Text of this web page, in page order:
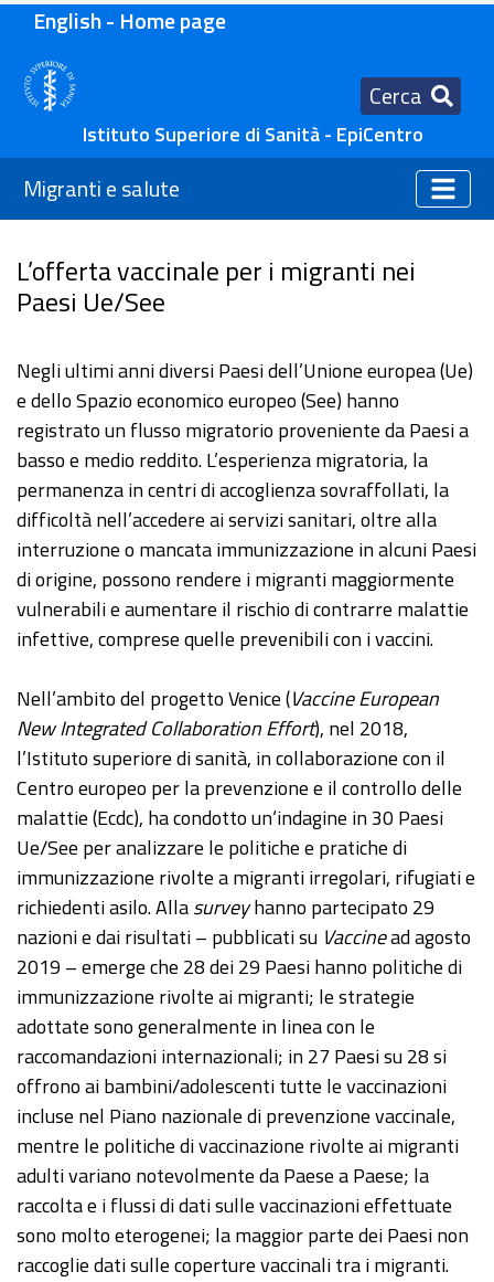
English - Home page
Cerca
Istituto Superiore di Sanità - EpiCentro
Migranti e salute
L’offerta vaccinale per i migranti nei
Paesi Ue/See
Negli ultimi anni diversi Paesi dell’Unione europea (Ue)
e dello Spazio economico europeo (See) hanno
registrato un flusso migratorio proveniente da Paesi a
basso e medio reddito. L’esperienza migratoria, la
permanenza in centri di accoglienza sovraffollati, la
difficoltà nell’accedere ai servizi sanitari, oltre alla
interruzione o mancata immunizzazione in alcuni Paesi
di origine, possono rendere i migranti maggiormente
vulnerabili e aumentare il rischio di contrarre malattie
infettive, comprese quelle prevenibili con i vaccini.
Nell’ambito del progetto Venice (Vaccine European
New Integrated Collaboration Effort), nel 2018,
l’Istituto superiore di sanità, in collaborazione con il
Centro europeo per la prevenzione e il controllo delle
malattie (Ecdc), ha condotto un‘indagine in 30 Paesi
Ue/See per analizzare le politiche e pratiche di
immunizzazione rivolte a migranti irregolari, rifugiati e
richiedenti asilo. Allasurveyhanno partecipato 29
nazioni e dai risultati – pubblicati su Vaccinead agosto
2019 – emerge che 28 dei 29 Paesi hanno politiche di
immunizzazione rivolte ai migranti; le strategie
adottate sono generalmente in linea con le
raccomandazioni internazionali; in 27 Paesi su 28 si
offrono ai bambini/adolescenti tutte le vaccinazioni
incluse nel Piano nazionale di prevenzione vaccinale,
mentre le politiche di vaccinazione rivolte ai migranti
adulti variano notevolmente da Paese a Paese; la
raccolta e i flussi di dati sulle vaccinazioni effettuate
sono molto eterogenei; la maggior parte dei Paesi non
raccoglie dati sulle coperture vaccinali tra i migranti.